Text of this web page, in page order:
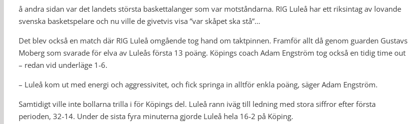
å andra sidan var det landets största baskettalanger som var motståndarna. RIG Luleå har ett riksintag av lovande
svenska basketspelare och nu ville de givetvis visa ”var skåpet ska stå”…
Det blev också en match där RIG Luleå omgående tog hand om taktpinnen. Framför allt då genom guarden Gustavs
Moberg som svarade för elva av Luleås första 13 poäng. Köpings coach Adam Engström tog också en tidig time out
– redan vid underläge 1-6.
– Luleå kom ut med energi och aggressivitet, och fick springa in alltför enkla poäng, säger Adam Engström.
Samtidigt ville inte bollarna trilla i för Köpings del. Luleå rann iväg till ledning med stora siffror efter första
perioden, 32-14. Under de sista fyra minuterna gjorde Luleå hela 16-2 på Köping.